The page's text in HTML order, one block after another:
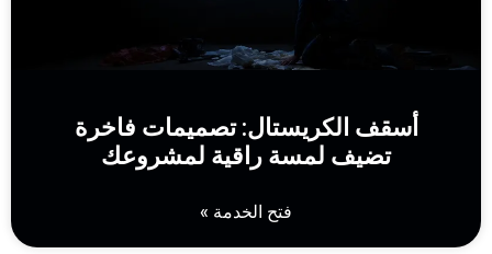
أسقف الكريستال: تصميمات فاخرة
تضيف لمسة راقية لمشروعك
فتح الخدمة »